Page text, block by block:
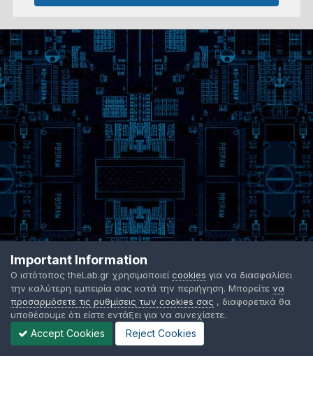
Important Information
Ο ιστότοπος theLab.gr χρησιμοποιεί cookies για να διασφαλίσει
την καλύτερη εμπειρία σας κατά την περιήγηση. Μπορείτε να
προσαρμόσετε τις ρυθμίσεις των cookies σας , διαφορετικά θα
υποθέσουμε ότι είστε εντάξει για να συνεχίσετε.
Accept Cookies Reject Cookies